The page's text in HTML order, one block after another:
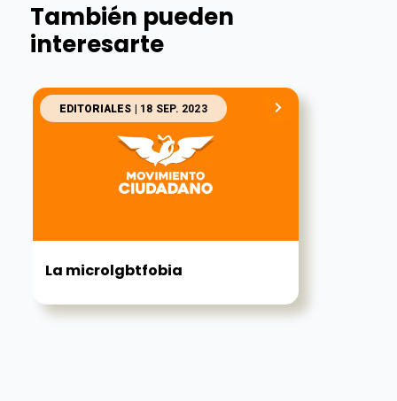
También pueden
interesarte
EDITORIALES | 18 SEP. 2023
La microlgbtfobia